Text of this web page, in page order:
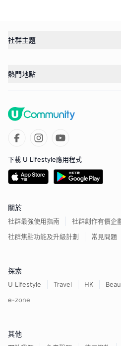
社群主題
熱門地點
下載 U Lifestyle應用程式
關於
社群最強使用指南
社群創作有價企
社群焦點功能及升級計劃
常見問題
探索
U Lifestyle Travel HK
e-zone
其他